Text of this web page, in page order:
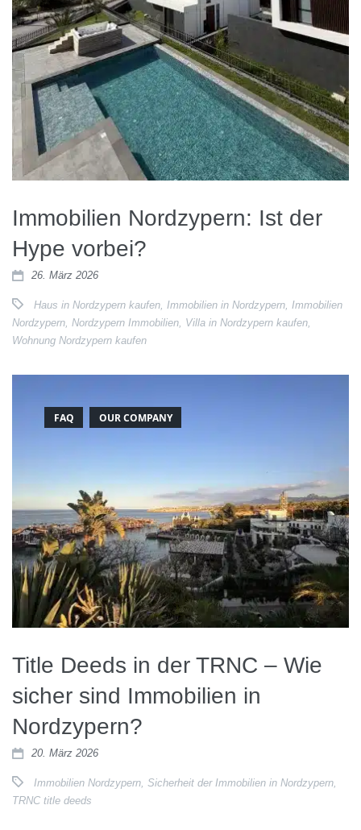
Immobilien Nordzypern: Ist der
Hype vorbei?
26. März 2026
Haus in Nordzypern kaufen Immobilien in Nordzypern Immobilien
Nordzypern Nordzypern Immobilien Villa in Nordzypern kaufen
Wohnung Nordzypern kaufen
FAQ OUR COMPANY
Title Deeds in der TRNC – Wie
sicher sind Immobilien in
Nordzypern?
20. März 2026
Immobilien Nordzypern Sicherheit der Immobilien in Nordzypern
TRNC title deeds